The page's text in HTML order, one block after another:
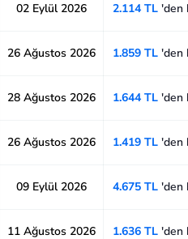
02 Eylül 2026 2.114 TL'den
26 Ağustos 2026 1.859 TL'den
28 Ağustos 2026 1.644 TL'den
26 Ağustos 2026 1.419 TL'den
09 Eylül 2026 4.675 TL'den
11 Ağustos 2026 1.636 TL'den